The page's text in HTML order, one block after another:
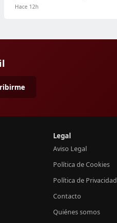
Hace 12h
Legal
Aviso Legal
Política de Cookies
Política de Privacidad
Contacto
Quiénes somos